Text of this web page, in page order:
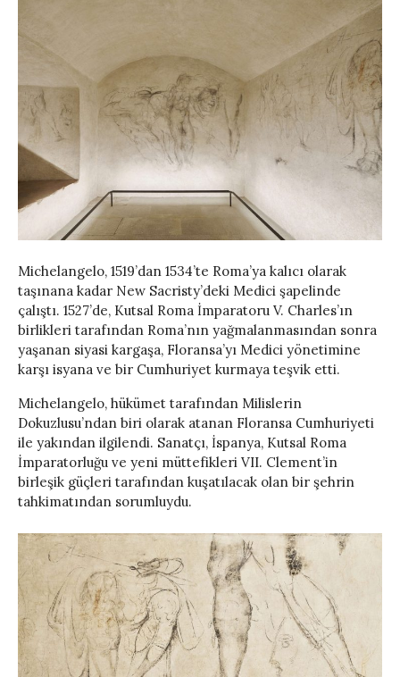
Michelangelo, 1519’dan 1534’te Roma’ya kalıcı olarak
taşınana kadar New Sacristy’deki Medici şapelinde
çalıştı. 1527’de, Kutsal Roma İmparatoru V. Charles’ın
birlikleri tarafından Roma’nın yağmalanmasından sonra
yaşanan siyasi kargaşa, Floransa’yı Medici yönetimine
karşı isyana ve bir Cumhuriyet kurmaya teşvik etti.
Michelangelo, hükümet tarafından Milislerin
Dokuzlusu’ndan biri olarak atanan Floransa Cumhuriyeti
ile yakından ilgilendi. Sanatçı, İspanya, Kutsal Roma
İmparatorluğu ve yeni müttefikleri VII. Clement’in
birleşik güçleri tarafından kuşatılacak olan bir şehrin
tahkimatından sorumluydu.